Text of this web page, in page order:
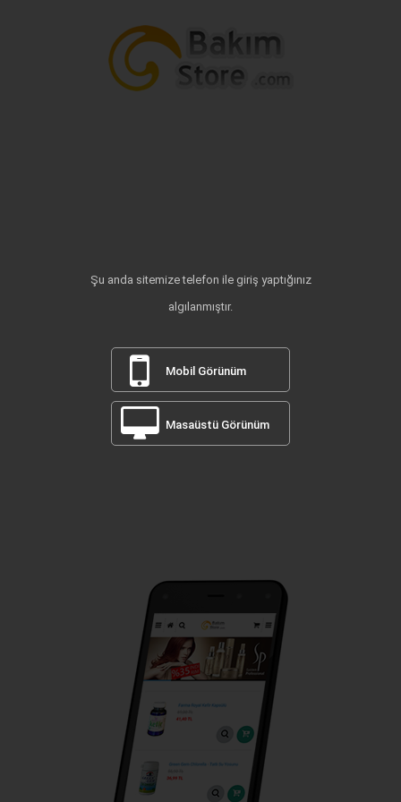
Şu anda sitemize telefon ile giriş yaptığınız
algılanmıştır.
Mobil Görünüm
Masaüstü Görünüm